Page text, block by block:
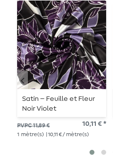
Satin – Feuille et Fleur
Noir Violet
PVPC 11,89 € 10,11 € *
1 mètre(s) | 10,11 € / mètre(s)